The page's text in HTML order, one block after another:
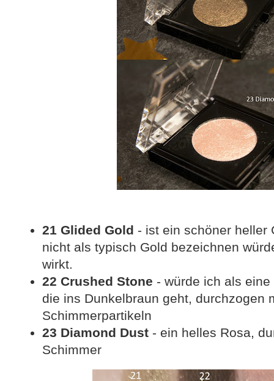
21 Glided Gold - ist ein schöner heller
nicht als typisch Gold bezeichnen
wirkt.
22 Crushed Stone - würde ich als
die ins Dunkelbraun geht, durchzogen
Schimmerpartikeln
23 Diamond Dust - ein helles Rosa,
Schimmer